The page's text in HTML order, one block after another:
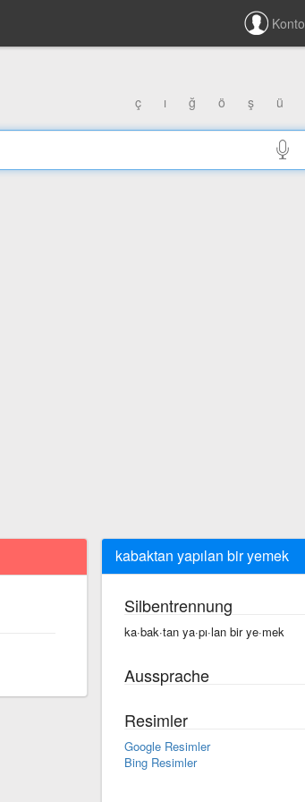
Konto
ç ı ğ ö ş ü
kabaktan yapılan bir yemek
Silbentrennung
ka·bak·tan ya·pı·lan bir ye·mek
Aussprache
Resimler
Google Resimler
Bing Resimler